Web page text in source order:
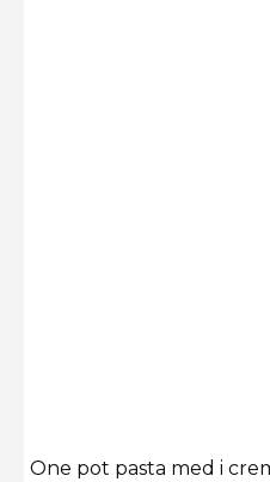
One pot pasta med i